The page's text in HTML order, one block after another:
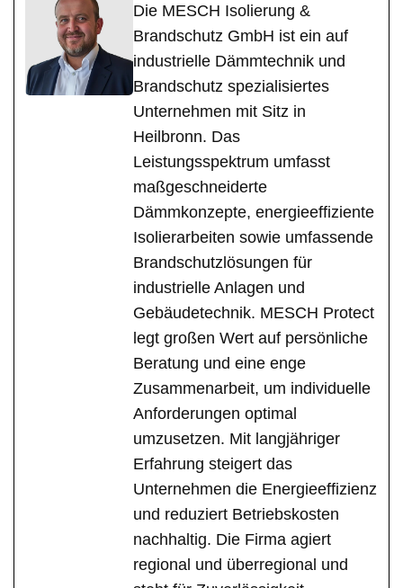
Die MESCH Isolierung &
Brandschutz GmbH ist ein auf
industrielle Dämmtechnik und
Brandschutz spezialisiertes
Unternehmen mit Sitz in
Heilbronn. Das
Leistungsspektrum umfasst
maßgeschneiderte
Dämmkonzepte, energieeffiziente
Isolierarbeiten sowie umfassende
Brandschutzlösungen für
industrielle Anlagen und
Gebäudetechnik. MESCH Protect
legt großen Wert auf persönliche
Beratung und eine enge
Zusammenarbeit, um individuelle
Anforderungen optimal
umzusetzen. Mit langjähriger
Erfahrung steigert das
Unternehmen die Energieeffizienz
und reduziert Betriebskosten
nachhaltig. Die Firma agiert
regional und überregional und